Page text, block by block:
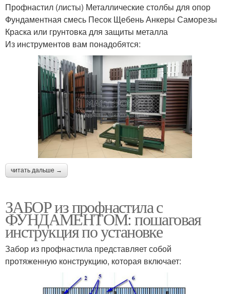
Профнастил (листы) Металлические столбы для опор
Фундаментная смесь Песок Щебень Анкеры Саморезы
Краска или грунтовка для защиты металла
Из инструментов вам понадобятся:
читать дальше →
ЗАБОР из профнастила с
ФУНДАМЕНТОМ: пошаговая
инструкция по установке
Забор из профнастила представляет собой
протяженную конструкцию, которая включает: